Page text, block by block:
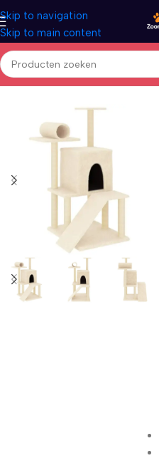
Skip to navigation
Skip to main content
Home/Katten/Kattenmeubels